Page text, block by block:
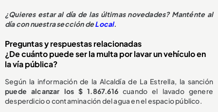
¿Quieres estar al día de las últimas novedades? Manténte al
día con nuestra sección deLocal.
Preguntas y respuestas relacionadas
¿De cuánto puede ser la multa por lavar un vehículo en
la vía pública?
Según la información de la Alcaldía de La Estrella, la sanción
puede alcanzar los $ 1.867.616 cuando el lavado genere
desperdicio o contaminación del agua en el espacio público.